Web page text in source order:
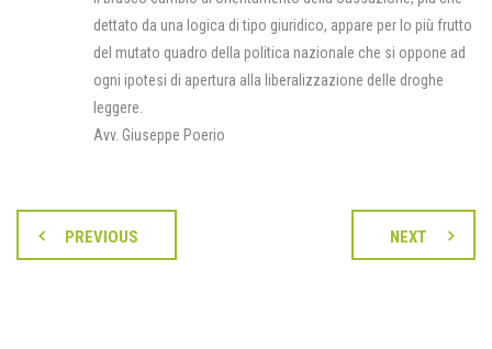
dettato da una logica di tipo giuridico, appare per lo più frutto
del mutato quadro della politica nazionale che si oppone ad
ogni ipotesi di apertura alla liberalizzazione delle droghe
leggere.
Avv. Giuseppe Poerio
PREVIOUS NEXT